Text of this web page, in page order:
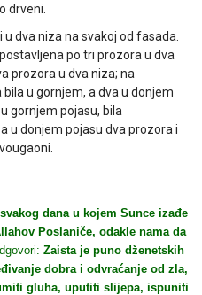
drveni.
dva niza na svakoj od fasada.
po tri prozora u dva
prozora u dva niza; na
u gornjem, a dva u donjem
gornjem pojasu, bila
u donjem pojasu dva prozora i
dana u kojem Sunce izađe
Poslaniče, odakle nama da
Zaista je puno dženetskih
dobra i odvraćanje od zla,
gluha, uputiti slijepa, ispuniti